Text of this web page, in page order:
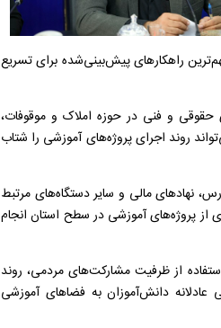
راهکارهای پیش‌بینی‌شده برای تسریع
حقوقی و فنی در حوزه املاک و موقوفات،
روند اجرای پروژه‌های آموزشی را شتاب
نهادهای مالی و سایر دستگاه‌های مرتبط
از پروژه‌های آموزشی در سطح استان انجام
از ظرفیت مشارکت‌های مردمی، روند
دانش‌آموزان به فضاهای آموزشی